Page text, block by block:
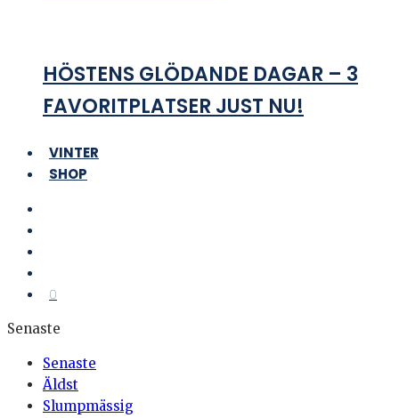
HÖSTENS GLÖDANDE DAGAR – 3
FAVORITPLATSER JUST NU!
VINTER
SHOP
0
Senaste
Senaste
Äldst
Slumpmässig